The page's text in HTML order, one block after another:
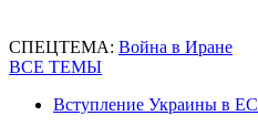
СПЕЦТЕМА: Война в Иране
ВСЕ ТЕМЫ
Вступление Украины в ЕС